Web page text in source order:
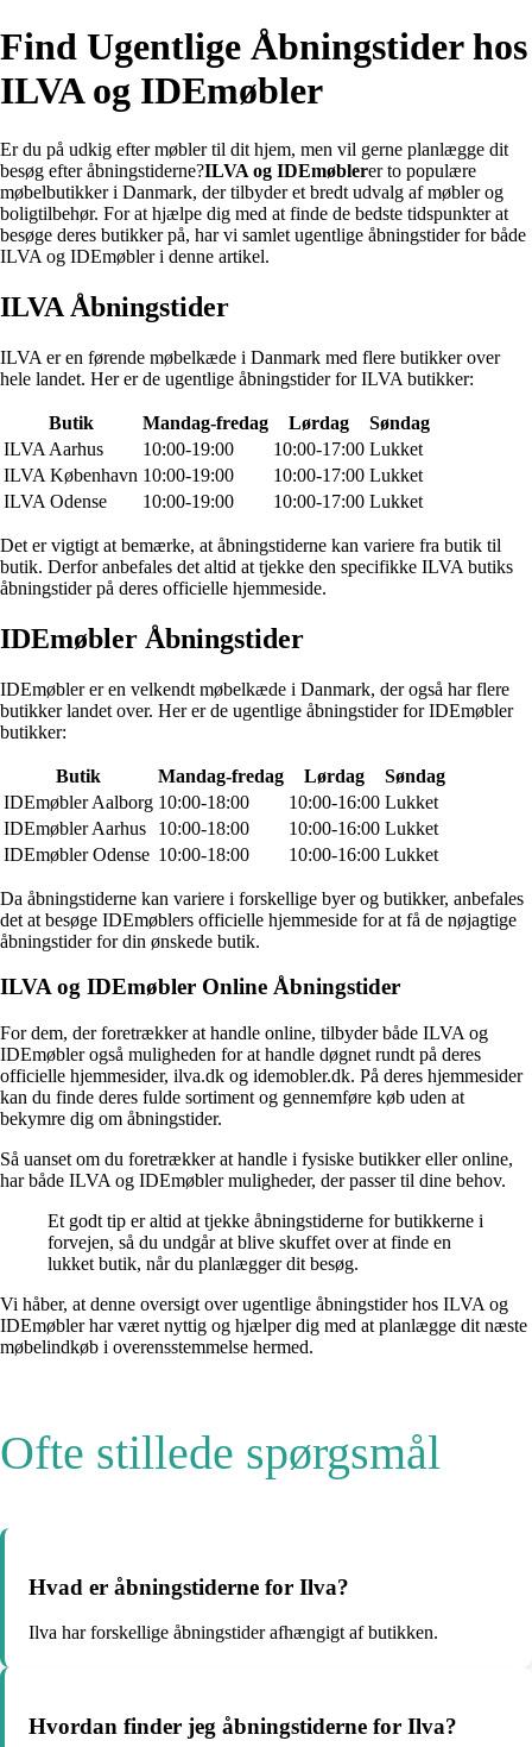
Find Ugentlige Åbningstider hos
ILVA og IDEmøbler
Er du på udkig efter møbler til dit hjem, men vil gerne planlægge dit
besøg efter åbningstiderne?ILVA og IDEmøblerer to populære
møbelbutikker i Danmark, der tilbyder et bredt udvalg af møbler og
boligtilbehør. For at hjælpe dig med at finde de bedste tidspunkter at
besøge deres butikker på, har vi samlet ugentlige åbningstider for både
ILVA og IDEmøbler i denne artikel.
ILVA Åbningstider
ILVA er en førende møbelkæde i Danmark med flere butikker over
hele landet. Her er de ugentlige åbningstider for ILVA butikker:
Butik Mandag-fredag Lørdag
Søndag
ILVA Aarhus
10:00-19:00 10:00-17:00 Lukket
ILVA København 10:00-19:00 10:00-17:00 Lukket
ILVA Odense
10:00-19:00 10:00-17:00 Lukket
Det er vigtigt at bemærke, at åbningstiderne kan variere fra butik til
butik. Derfor anbefales det altid at tjekke den specifikke ILVA butiks
åbningstider på deres officielle hjemmeside.
IDEmøbler Åbningstider
IDEmøbler er en velkendt møbelkæde i Danmark, der også har flere
butikker landet over. Her er de ugentlige åbningstider for IDEmøbler
butikker:
Butik Mandag-fredag Lørdag
Søndag
IDEmøbler Aalborg 10:00-18:00 10:00-16:00 Lukket
IDEmøbler Aarhus
10:00-18:00 10:00-16:00 Lukket
IDEmøbler Odense 10:00-18:00 10:00-16:00 Lukket
Da åbningstiderne kan variere i forskellige byer og butikker, anbefales
det at besøge IDEmøblers officielle hjemmeside for at få de nøjagtige
åbningstider for din ønskede butik.
ILVA og IDEmøbler Online Åbningstider
For dem, der foretrækker at handle online, tilbyder både ILVA og
IDEmøbler også muligheden for at handle døgnet rundt på deres
officielle hjemmesider, ilva.dk og idemobler.dk. På deres hjemmesider
kan du finde deres fulde sortiment og gennemføre køb uden at
bekymre dig om åbningstider.
Så uanset om du foretrækker at handle i fysiske butikker eller online,
har både ILVA og IDEmøbler muligheder, der passer til dine behov.
Et godt tip er altid at tjekke åbningstiderne for butikkerne i
forvejen, så du undgår at blive skuffet over at finde en
lukket butik, når du planlægger dit besøg.
Vi håber, at denne oversigt over ugentlige åbningstider hos ILVA og
IDEmøbler har været nyttig og hjælper dig med at planlægge dit næste
møbelindkøb i overensstemmelse hermed.
Ofte stillede spørgsmål
Hvad er åbningstiderne for Ilva?
Ilva har forskellige åbningstider afhængigt af butikken.
Hvordan finder jeg åbningstiderne for Ilva?